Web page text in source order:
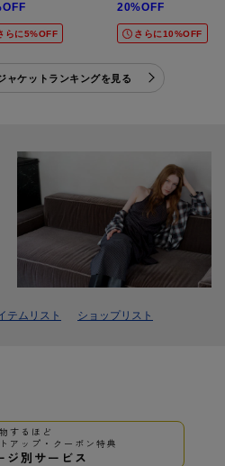
らに5%OFF
20%OFF
さらに10%OFF
ャケットランキングを見る
テムリスト ショップリスト
するほど
アップ・クーポン特典
ジ別サービス